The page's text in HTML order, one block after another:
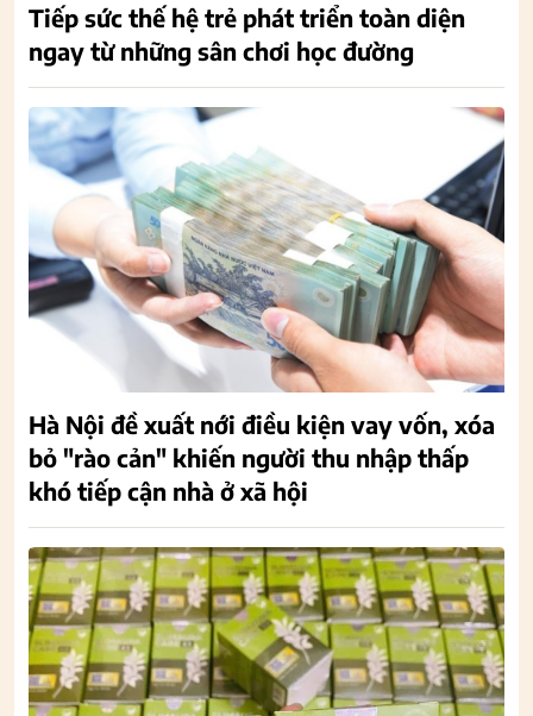
Tiếp sức thế hệ trẻ phát triển toàn diện
ngay từ những sân chơi học đường
Hà Nội đề xuất nới điều kiện vay vốn, xóa
bỏ "rào cản" khiến người thu nhập thấp
khó tiếp cận nhà ở xã hội